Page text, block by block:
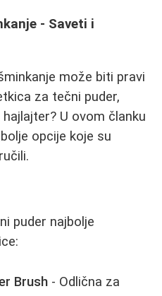
- Saveti i
može biti pravi
za tečni puder,
U ovom članku
opcije koje su
puder najbolje
Brush - Odlična za